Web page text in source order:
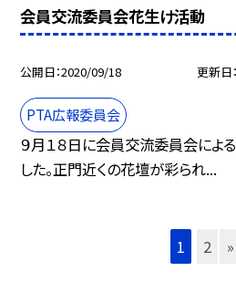
会員交流委員会花生け活動
公開日 2020/09/18 更新日
PTA広報委員会
９月１８日に会員交流委員会によ
した。正門近くの花壇が彩られ...
1 2 »